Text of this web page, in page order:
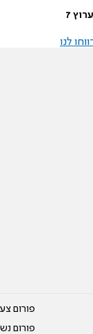
7
לנו
פורום
פורום